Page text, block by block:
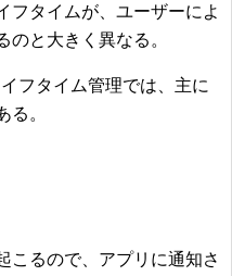
フタイムが、ユーザーによ
のと大きく異なる。
フタイム管理では、主に
る。
るので、アプリに通知さ